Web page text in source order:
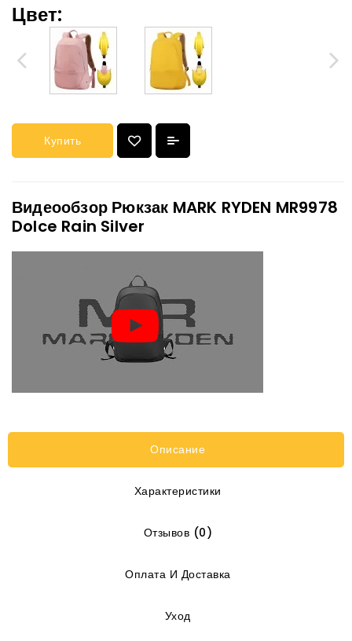
Цвет:
Купить
Видеообзор Рюкзак MARK RYDEN MR9978
Dolce Rain Silver
Описание
Характеристики
Отзывов (0)
Оплата И Доставка
Уход